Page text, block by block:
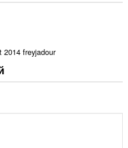
2014 freyjadour